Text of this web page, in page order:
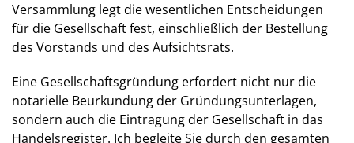
Versammlung legt die wesentlichen Entscheidungen
für die Gesellschaft fest, einschließlich der Bestellung
des Vorstands und des Aufsichtsrats.
Eine Gesellschaftsgründung erfordert nicht nur die
notarielle Beurkundung der Gründungsunterlagen,
sondern auch die Eintragung der Gesellschaft in das
Handelsregister. Ich begleite Sie durch den gesamten